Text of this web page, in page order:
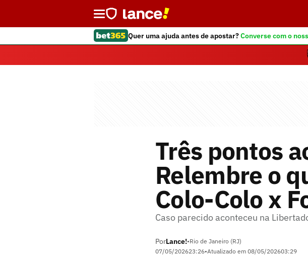
Quer uma ajuda antes de apostar?Converse com o
Três pontos
Relembre o
Colo-Colo x
Caso parecido aconteceu na
PorLance!•Rio de Janeiro (RJ)
07/05/202623:26•Atualizado em 08/05/202603:29